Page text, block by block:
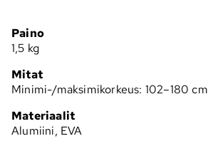
Paino
1,5 kg
Mitat
Minimi-/maksimikorkeus: 102–180 cm
Materiaalit
Alumiini, EVA